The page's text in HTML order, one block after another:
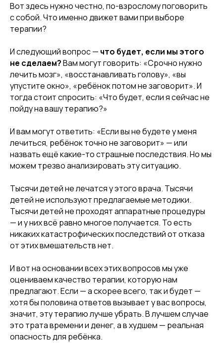
Вот здесь нужно честно, по-взрослому поговорить
с собой. Что именно движет вами при выборе
терапии?
И следующий вопрос — что будет, если мы этого
не сделаем?Вам могут говорить: «Срочно нужно
лечить мозг», «восстанавливать голову», «вы
упустите окно», «ребёнок потом не заговорит». И
тогда стоит спросить: «Что будет, если я сейчас не
пойду на вашу терапию?»
И вам могут ответить: «Если вы не будете у меня
лечиться, ребёнок точно не заговорит» — или
назвать ещё какие-то страшные последствия. Но мы
можем трезво анализировать эту ситуацию.
Тысячи детей не лечатся у этого врача. Тысячи
детей не используют предлагаемые методики.
Тысячи детей не проходят аппаратные процедуры
— и у них всё равно многое получается. То есть
никаких катастрофических последствий от отказа
от этих вмешательств нет.
И вот на основании всех этих вопросов мы уже
оцениваем качество терапии, которую нам
предлагают. Если — а скорее всего, так и будет —
хотя бы половина ответов вызывает у вас вопросы,
значит, эту терапию лучше убрать. В лучшем случае
это трата времени и денег, а в худшем — реальная
опасность для ребёнка.